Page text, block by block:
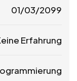
01/03/2099
Erfahrung